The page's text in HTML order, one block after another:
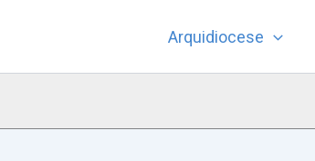
Arquidiocese